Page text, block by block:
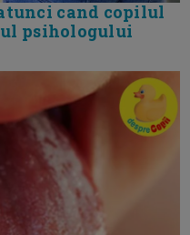
cand copilul
psihologului